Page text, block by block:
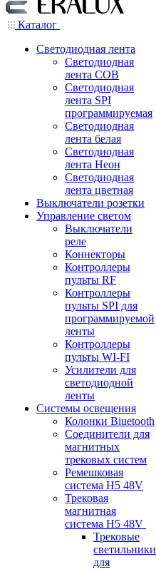
Каталог
Светодиодная лента
Светодиодная
лента COB
Светодиодная
лента SPI
программируемая
Светодиодная
лента белая
Светодиодная
лента Неон
Светодиодная
лента цветная
Выключатели розетки
Управление светом
Выключатели
реле
Коннекторы
Контроллеры
пульты RF
Контроллеры
пульты SPI для
программируемой
ленты
Контроллеры
пульты WI-FI
Усилители для
светодиодной
ленты
Системы освещения
Колонки Biuetooth
Соединители для
магнитных
трековых систем
Ремешковая
система H5 48V
Трековая
магнитная
система H5 48V
Трековые
светильники
для